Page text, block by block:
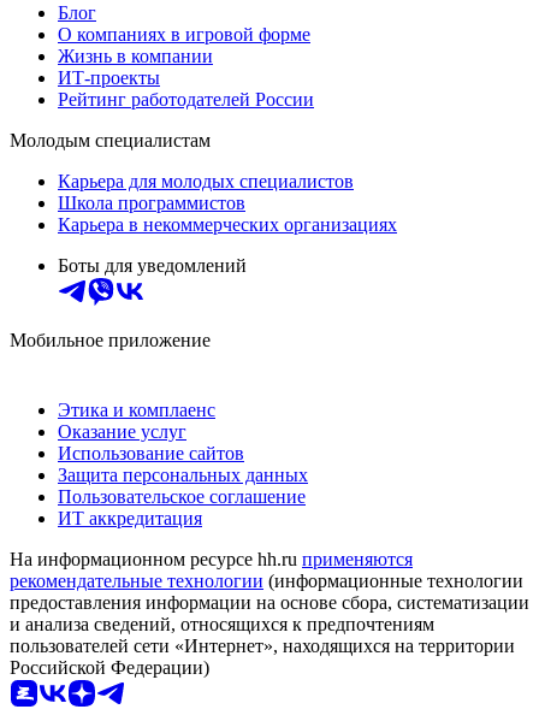
Блог
О компаниях в игровой форме
Жизнь в компании
ИТ-проекты
Рейтинг работодателей России
Молодым специалистам
Карьера для молодых специалистов
Школа программистов
Карьера в некоммерческих организациях
Боты для уведомлений
Мобильное приложение
Этика и комплаенс
Оказание услуг
Использование сайтов
Защита персональных данных
Пользовательское соглашение
ИТ аккредитация
На информационном ресурсе hh.ru применяются
рекомендательные технологии (информационные технологии
предоставления информации на основе сбора, систематизации
и анализа сведений, относящихся к предпочтениям
пользователей сети «Интернет», находящихся на территории
Российской Федерации)